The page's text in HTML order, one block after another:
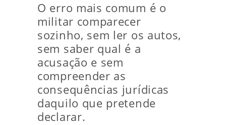
O erro mais comum é o
militar comparecer
sozinho, sem ler os autos,
sem saber qual é a
acusação e sem
compreender as
consequências jurídicas
daquilo que pretende
declarar.